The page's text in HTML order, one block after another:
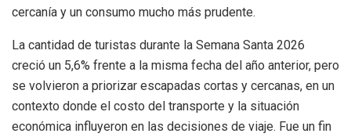
cercanía y un consumo mucho más prudente.
La cantidad de turistas durante la Semana Santa 2026
creció un 5,6% frente a la misma fecha del año anterior, pero
se volvieron a priorizar escapadas cortas y cercanas, en un
contexto donde el costo del transporte y la situación
económica influyeron en las decisiones de viaje. Fue un fin